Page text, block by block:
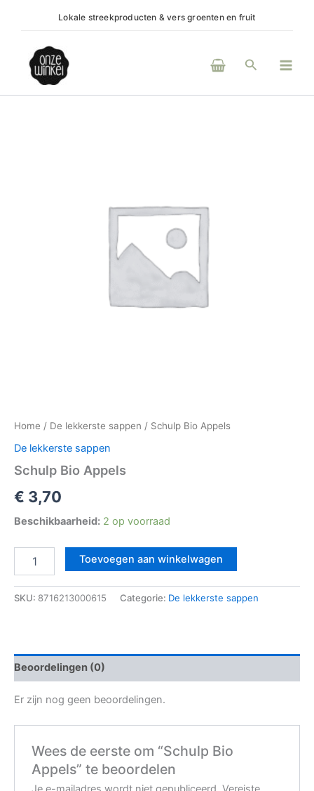
inhoud
Lokale streekproducten & vers groenten en fruit
Zoeken
Home / De lekkerste sappen / Schulp Bio Appels
De lekkerste sappen
Schulp Bio Appels
€ 3,70
Beschikbaarheid: 2 op voorraad
Toevoegen aan winkelwagen
SKU: 8716213000615 Categorie: De lekkerste sappen
Beoordelingen (0)
Er zijn nog geen beoordelingen.
Wees de eerste om “Schulp Bio
Appels” te beoordelen